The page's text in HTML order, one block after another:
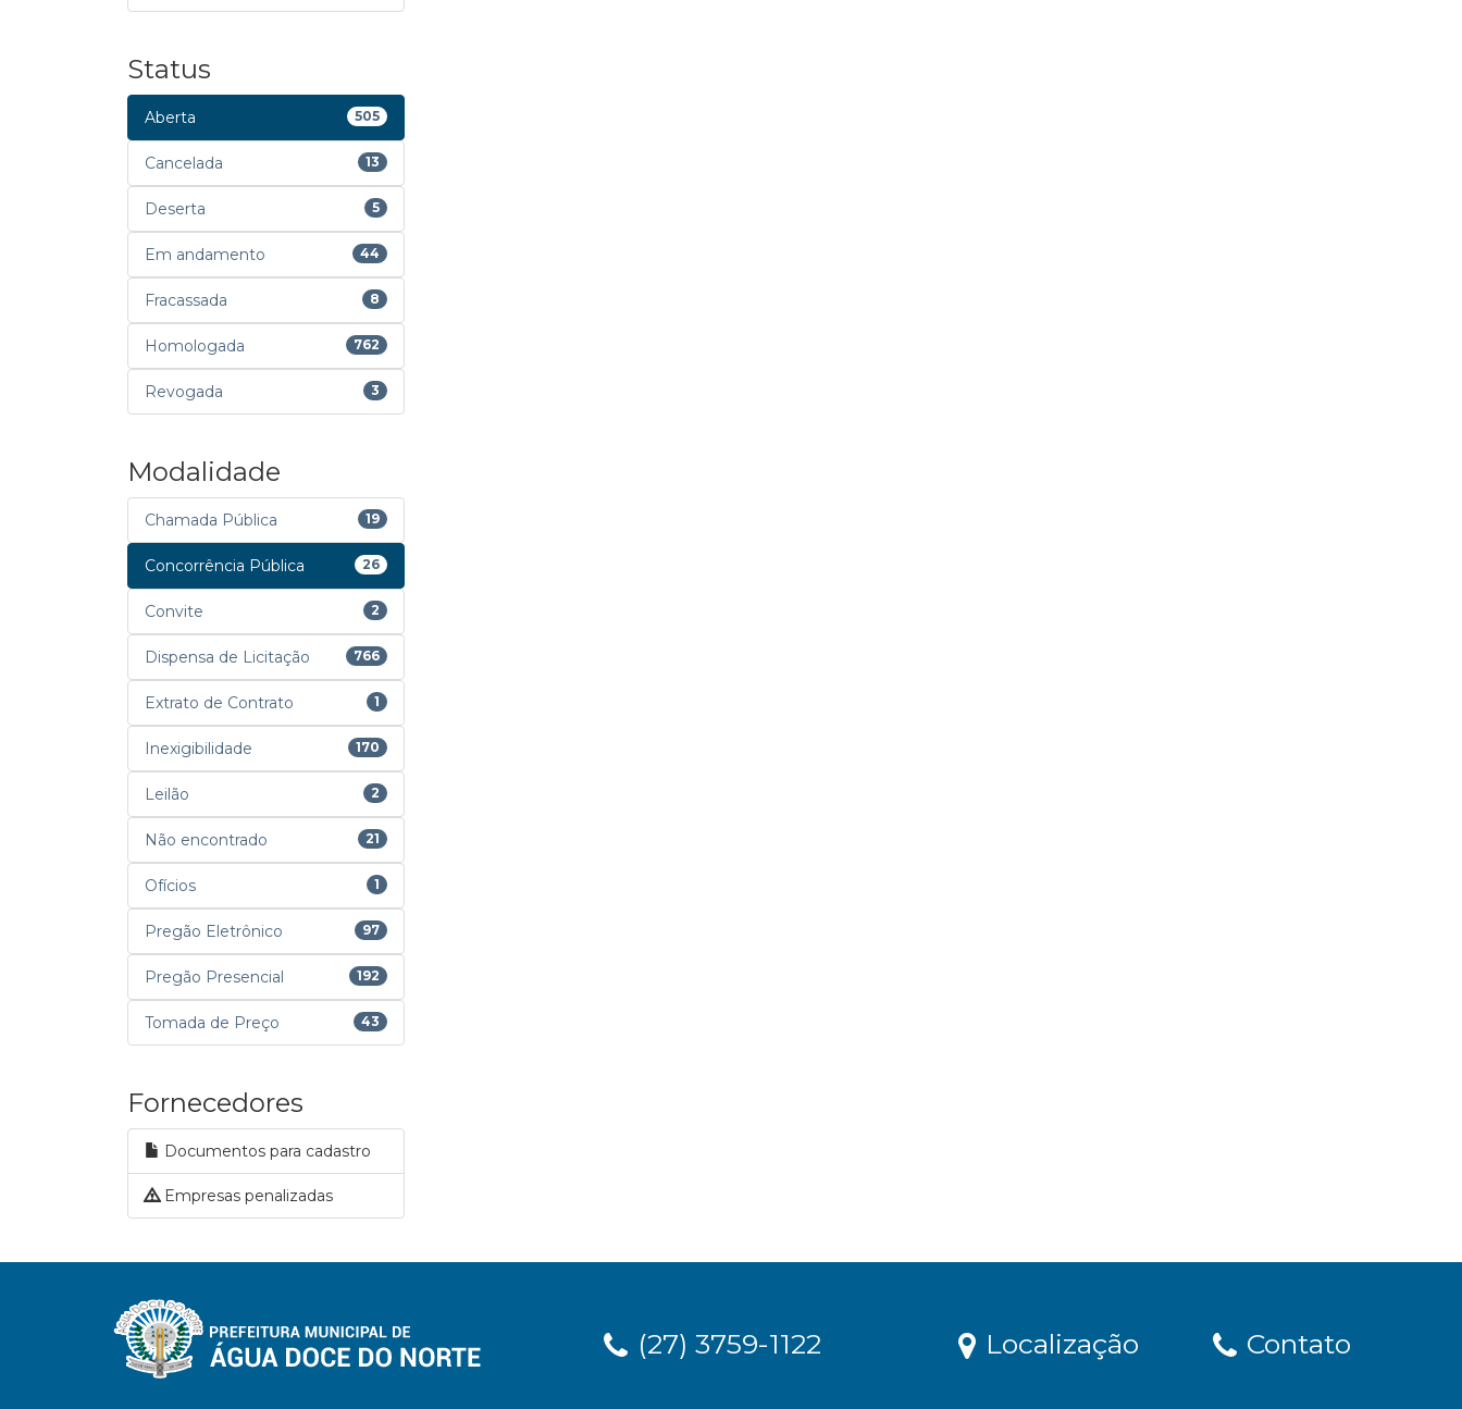
Status
Aberta 505
Cancelada 13
Deserta 5
Em andamento 44
Fracassada 8
Homologada 762
Revogada 3
Modalidade
Chamada Pública 19
Concorrência Pública 26
Convite 2
Dispensa de Licitação 766
Extrato de Contrato 1
Inexigibilidade 170
Leilão 2
Não encontrado 21
Ofícios 1
Pregão Eletrônico 97
Pregão Presencial 192
Tomada de Preço 43
Fornecedores
Documentos para cadastro
Empresas penalizadas
(27) 3759-1122 Localização Contato